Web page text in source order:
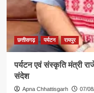
छत्तीसगढ़ पर्यटन रायपुर
पर्यटन एवं संस्कृति मंत्री
संदेश
Apna Chhattisgarh 07/